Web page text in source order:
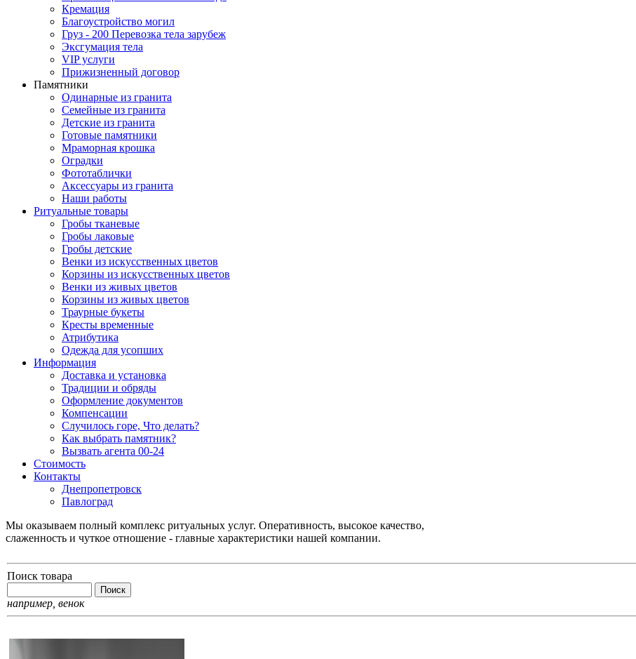
Кремация
Благоустройство могил
Груз - 200 Перевозка тела зарубеж
Эксгумация тела
VIP услуги
Прижизненный договор
Памятники
Одинарные из гранита
Семейные из гранита
Детские из гранита
Готовые памятники
Мраморная крошка
Оградки
Фототаблички
Аксессуары из гранита
Наши работы
Ритуальные товары
Гробы тканевые
Гробы лаковые
Гробы детские
Венки из искусственных цветов
Корзины из искусственных цветов
Венки из живых цветов
Корзины из живых цветов
Траурные букеты
Кресты временные
Атрибутика
Одежда для усопших
Информация
Доставка и установка
Традиции и обряды
Оформление документов
Компенсации
Случилось горе, Что делать?
Как выбрать памятник?
Вызвать агента 00-24
Стоимость
Контакты
Днепропетровск
Павлоград
Мы оказываем полный комплекс ритуальных услуг. Оперативность, высокое качество,
слаженность и чуткое отношение - главные характеристики нашей компании.
Поиск товара
например, венок